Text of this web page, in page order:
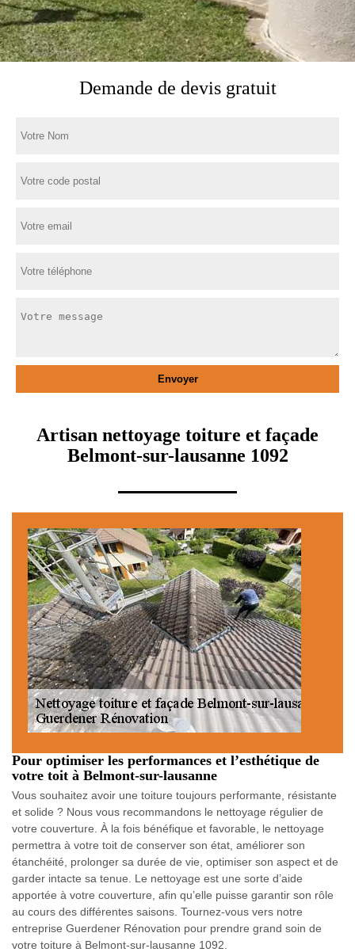
Demande de devis gratuit
Artisan nettoyage toiture et façade
Belmont-sur-lausanne 1092
Pour optimiser les performances et l’esthétique de
votre toit à Belmont-sur-lausanne
Vous souhaitez avoir une toiture toujours performante, résistante
et solide ? Nous vous recommandons le nettoyage régulier de
votre couverture. À la fois bénéfique et favorable, le nettoyage
permettra à votre toit de conserver son état, améliorer son
étanchéité, prolonger sa durée de vie, optimiser son aspect et de
garder intacte sa tenue. Le nettoyage est une sorte d’aide
apportée à votre couverture, afin qu’elle puisse garantir son rôle
au cours des différentes saisons. Tournez-vous vers notre
entreprise Guerdener Rénovation pour prendre grand soin de
votre toiture à Belmont-sur-lausanne 1092.